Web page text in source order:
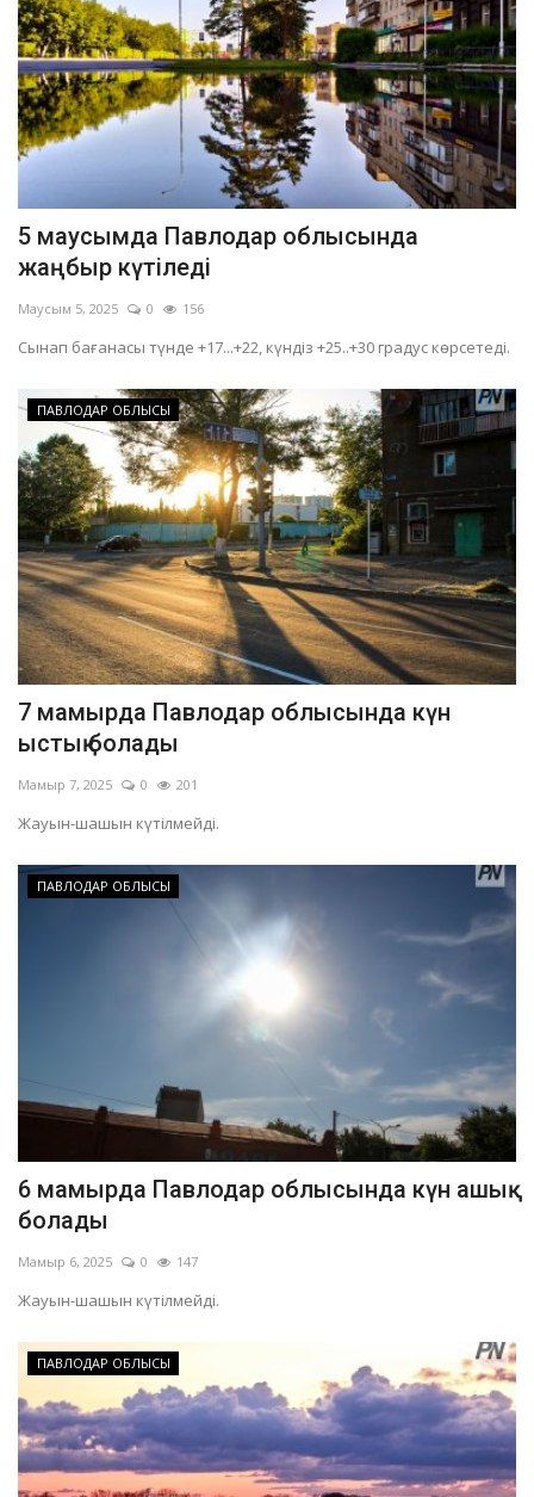
5 маусымда Павлодар облысында
жаңбыр күтіледі
Маусым 5, 2025 0 156
Сынап бағанасы түнде +17...+22, күндіз +25..+30 градус көрсетеді.
ПАВЛОДАР ОБЛЫСЫ
7 мамырда Павлодар облысында күн
ыстық болады
Мамыр 7, 2025 0 201
Жауын-шашын күтілмейді.
ПАВЛОДАР ОБЛЫСЫ
6 мамырда Павлодар облысында күн ашық
болады
Мамыр 6, 2025 0 147
Жауын-шашын күтілмейді.
ПАВЛОДАР ОБЛЫСЫ